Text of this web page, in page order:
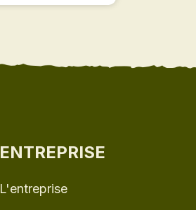
ENTREPRISE
L'entreprise